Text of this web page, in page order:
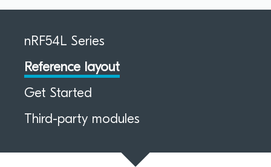
nRF54L Series
Reference layout
Get Started
Third-party modules